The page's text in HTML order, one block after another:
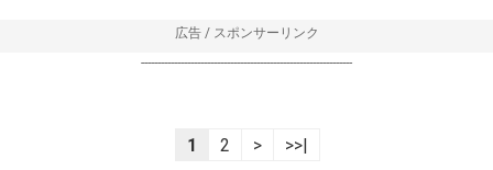
広告 / スポンサーリンク
----------------------------------------------------------------
1 2 > >>|